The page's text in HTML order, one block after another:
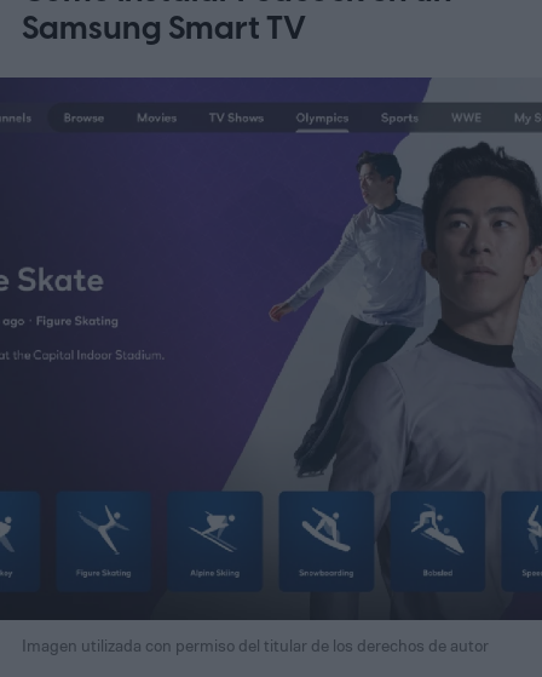
Samsung Smart TV
Imagen utilizada con permiso del titular de los derechos de autor